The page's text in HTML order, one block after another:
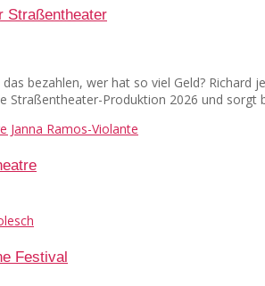
Straßentheater
bezahlen, wer hat so viel Geld?
Straßentheater-Produktion 2026 und
Festival